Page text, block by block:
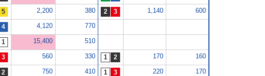
2,200 380 1,140 600
4,120 770
15,400 510
560 330 170 160
750 410 220 170